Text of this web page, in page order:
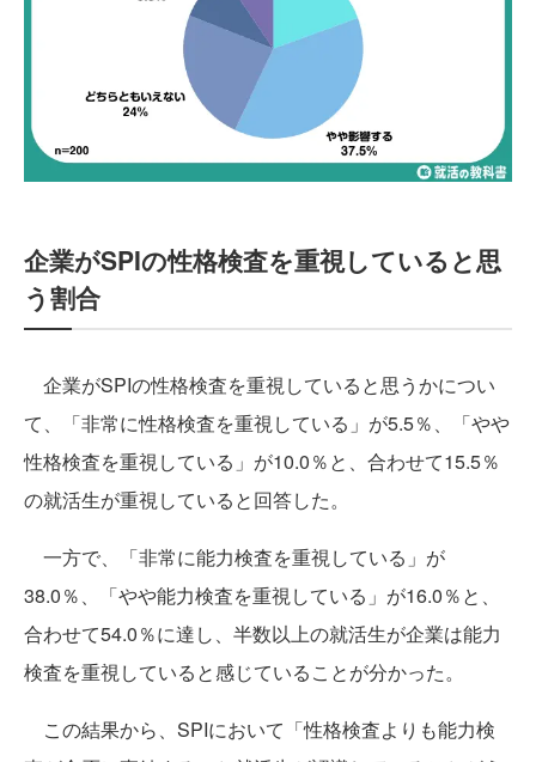
企業がSPIの性格検査を重視していると思
う割合
企業がSPIの性格検査を重視していると思うかについ
て、「非常に性格検査を重視している」が5.5％、「やや
性格検査を重視している」が10.0％と、合わせて15.5％
の就活生が重視していると回答した。
一方で、「非常に能力検査を重視している」が
38.0％、「やや能力検査を重視している」が16.0％と、
合わせて54.0％に達し、半数以上の就活生が企業は能力
検査を重視していると感じていることが分かった。
この結果から、SPIにおいて「性格検査よりも能力検